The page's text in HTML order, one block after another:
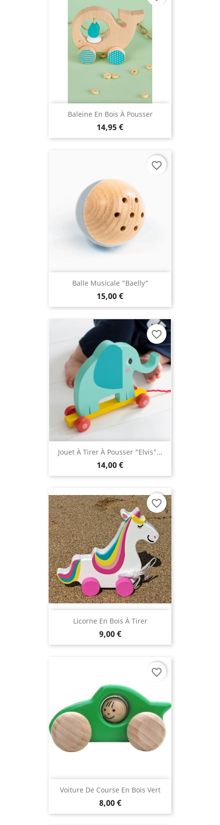
Baleine En Bois À Pousser
14,95 €
Balle Musicale "Baelly"
15,00 €
favorite_border
Jouet À Tirer À Pousser "Elvis"...
14,00 €
favorite_border
Licorne En Bois À Tirer
9,00 €
favorite_border
Voiture De Course En Bois Vert
8,00 €
favorite_border